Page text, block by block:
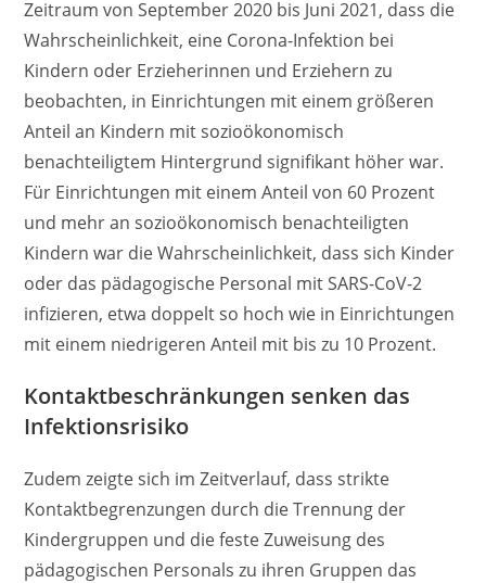
Zeitraum von September 2020 bis Juni 2021, dass die
Wahrscheinlichkeit, eine Corona-Infektion bei
Kindern oder Erzieherinnen und Erziehern zu
beobachten, in Einrichtungen mit einem größeren
Anteil an Kindern mit sozioökonomisch
benachteiligtem Hintergrund signifikant höher war.
Für Einrichtungen mit einem Anteil von 60 Prozent
und mehr an sozioökonomisch benachteiligten
Kindern war die Wahrscheinlichkeit, dass sich Kinder
oder das pädagogische Personal mit SARS-CoV-2
infizieren, etwa doppelt so hoch wie in Einrichtungen
mit einem niedrigeren Anteil mit bis zu 10 Prozent.
Kontaktbeschränkungen senken das
Infektionsrisiko
Zudem zeigte sich im Zeitverlauf, dass strikte
Kontaktbegrenzungen durch die Trennung der
Kindergruppen und die feste Zuweisung des
pädagogischen Personals zu ihren Gruppen das